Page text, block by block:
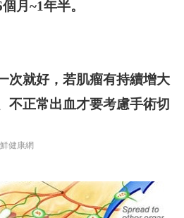
月~1年半。
次就好，若肌瘤有持續增大
不正常出血才要考慮手術切
健康網